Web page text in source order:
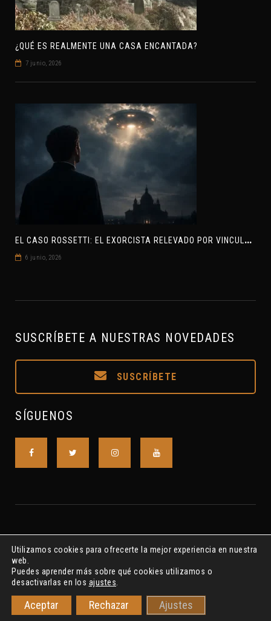
¿QUÉ ES REALMENTE UNA CASA ENCANTADA?
7 junio, 2026
E
L CASO ROSSETTI: EL EXORCISTA RELEVADO POR VINCULAR OVNIS Y DEMONIOS
6 junio, 2026
SUSCRÍBETE A NUESTRAS NOVEDADES
SUSCRÍBETE
SÍGUENOS
Asociación S.A.L. R.N.A. Nº615175 ©2018-2022 S.A.I.P.CLAVE7
Privacidad Cookies Aviso Legal
Utilizamos cookies para ofrecerte la mejor experiencia en nuestra
web.
Puedes aprender más sobre qué cookies utilizamos o
desactivarlas en los ajustes
Aceptar Rechazar Ajustes